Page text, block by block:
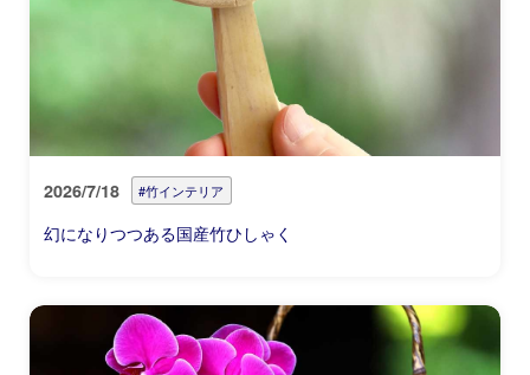
2026/7/18 #竹インテリア
幻になりつつある国産竹ひしゃく